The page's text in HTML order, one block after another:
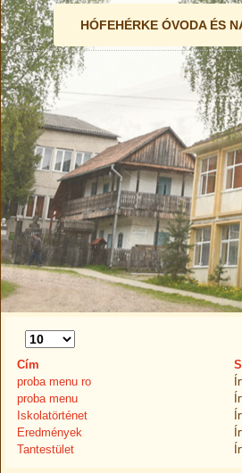
HÓFEHÉRKE ÓVODA ÉS
Tételek
#
Cím
proba menu ro
proba menu
Iskolatörténet
Eredmények
Tantestület